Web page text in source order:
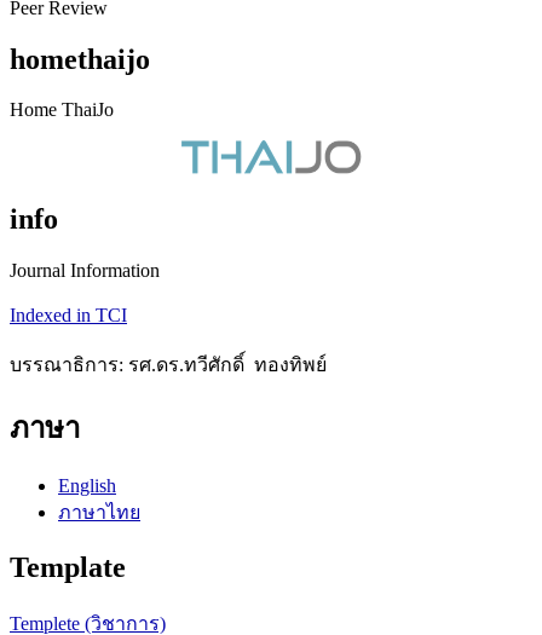
Peer Review
homethaijo
Home ThaiJo
info
Journal Information
Indexed in TCI
บรรณาธิการ: รศ.ดร.ทวีศักดิ์ ทองทิพย์
ภาษา
English
ภาษาไทย
Template
Templete (วิชาการ)